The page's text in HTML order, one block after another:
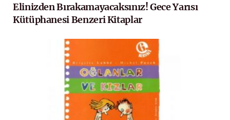
Elinizden Bırakamayacaksınız! Gece Yarısı
Kütüphanesi Benzeri Kitaplar